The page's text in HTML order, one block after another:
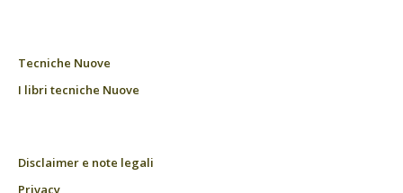
Tecniche Nuove
I libri tecniche Nuove
Disclaimer e note legali
Privacy